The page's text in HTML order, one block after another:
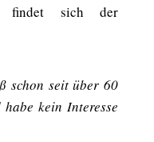
findet sich der
schon seit über 60
kein Interesse